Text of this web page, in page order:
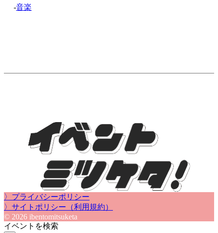
-音楽
〉プライバシーポリシー
〉サイトポリシー（利用規約）
© 2026 ibentomitsuketa
イベントを検索